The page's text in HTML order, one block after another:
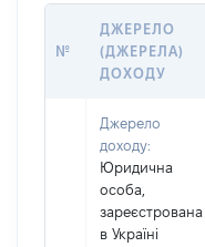
№
ДЖЕРЕЛО
(ДЖЕРЕЛА)
ДОХОДУ
Джерело
доходу:
Юридична
особа,
зареєстрована
в Україні